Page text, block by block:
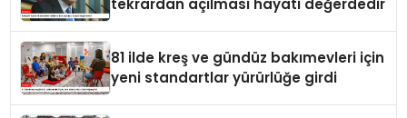
tekrardan açılması hayati değerdedir
81 ilde kreş ve gündüz bakımevleri için
yeni standartlar yürürlüğe girdi